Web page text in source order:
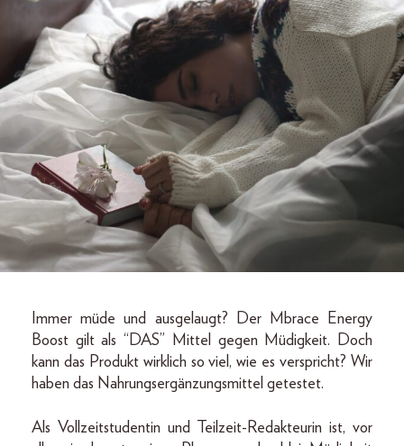
Immer müde und ausgelaugt? Der Mbrace Energy
Boost gilt als “DAS” Mittel gegen Müdigkeit. Doch
kann das Produkt wirklich so viel, wie es verspricht? Wir
haben das Nahrungsergänzungsmittel getestet.
Als Vollzeitstudentin und Teilzeit-Redakteurin ist, vor